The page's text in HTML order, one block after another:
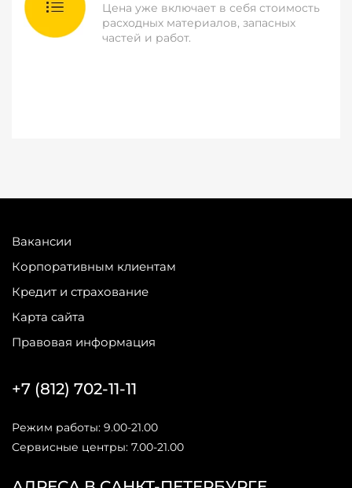
Цена уже включает в себя стоимость
расходных материалов, запасных
частей и работ.
Вакансии
Корпоративным клиентам
Кредит и страхование
Карта сайта
Правовая информация
+7 (812) 702-11-11
Режим работы: 9.00-21.00
Сервисные центры: 7.00-21.00